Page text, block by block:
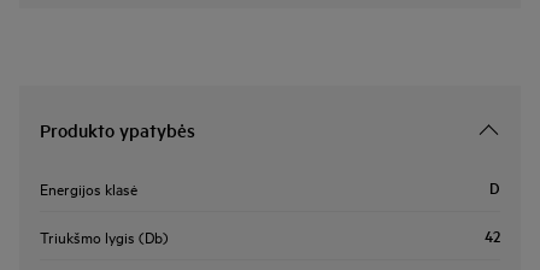
Produkto ypatybės
Energijos klasė D
Triukšmo lygis (Db) 42